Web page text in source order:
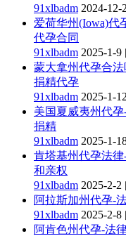
91xlbadm 2024-12-
爱荷华州(Iowa)代
代孕合同
91xlbadm 2025-1-9
蒙大拿州代孕合
捐精代孕
91xlbadm 2025-1-12
美国夏威夷州代
捐精
91xlbadm 2025-1-
肯塔基州代孕法
和亲权
91xlbadm 2025-2-2
阿拉斯加州代孕-
91xlbadm 2025-2-8
阿肯色州代孕-法